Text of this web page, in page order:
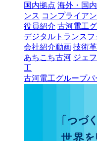
国内拠点 海外・国
ンス コンプライア
役員紹介 古河電工
デジタルトランス
会社紹介動画 技術
あちこち古河 ジェ
工
古河電工グループパ